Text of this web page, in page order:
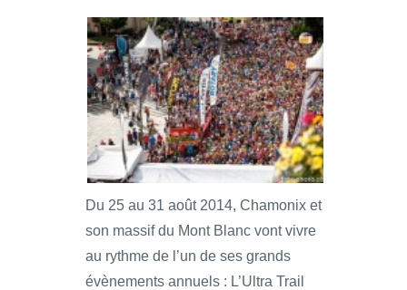
Du 25 au 31 août 2014, Chamonix et
son massif du Mont Blanc vont vivre
au rythme de l’un de ses grands
évènements annuels : L’Ultra Trail